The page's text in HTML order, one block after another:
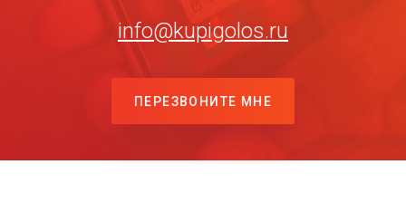
info@kupigolos.ru
ПЕРЕЗВОНИТЕ МНЕ